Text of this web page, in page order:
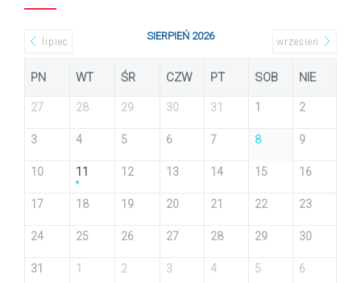
lipiec SIERPIEŃ 2026 wrzesień
PN WT ŚR CZW PT SOB NIE
27 28 29 30 31 1 2
3 4 5 6 7 8 9
10 11 12 13 14 15 16
17 18 19 20 21 22 23
24 25 26 27 28 29 30
31 1 2 3 4 5 6